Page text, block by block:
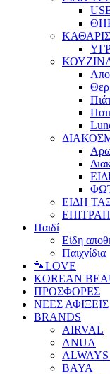
ΕΙΔΗ
Παιδί
Είδη
Παιχνίδια
🐾LOVE
KOREAN
ΠΡΟΣΦΟΡΕΣ
ΝΕΕΣ ΑΦΙΞΕΙΣ
BRANDS
AIRVAL
ANUA
BAYA